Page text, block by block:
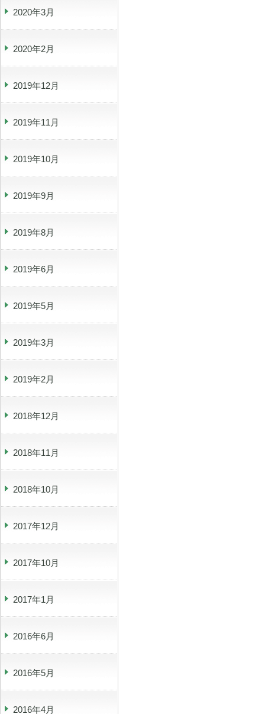
2020年3月
2020年2月
2019年12月
2019年11月
2019年10月
2019年9月
2019年8月
2019年6月
2019年5月
2019年3月
2019年2月
2018年12月
2018年11月
2018年10月
2017年12月
2017年10月
2017年1月
2016年6月
2016年5月
2016年4月